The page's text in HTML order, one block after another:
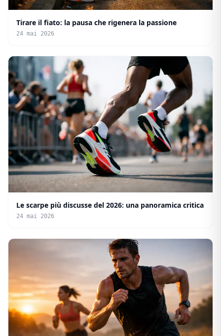
Tirare il fiato: la pausa che rigenera la passione
24 mai 2026
Le scarpe più discusse del 2026: una panoramica critica
24 mai 2026